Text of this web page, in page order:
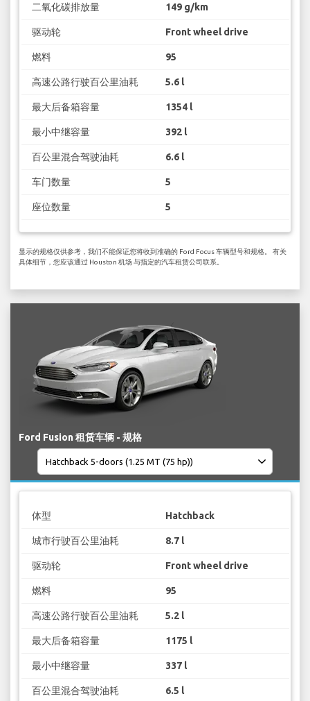
二氧化碳排放量 149 g/km
驱动轮 Front wheel drive
燃料 95
高速公路行驶百公里油耗 5.6 l
最大后备箱容量 1354 l
最小中继容量 392 l
百公里混合驾驶油耗 6.6 l
车门数量 5
座位数量 5
显示的规格仅供参考，我们不能保证您将收到准确的 Ford Focus 车辆型号和规格。 有关
具体细节，您应该通过 Houston 机场 与指定的汽车租赁公司联系。
Ford Fusion 租赁车辆 - 规格
体型 Hatchback
城市行驶百公里油耗 8.7 l
驱动轮 Front wheel drive
燃料 95
高速公路行驶百公里油耗 5.2 l
最大后备箱容量 1175 l
最小中继容量 337 l
百公里混合驾驶油耗 6.5 l